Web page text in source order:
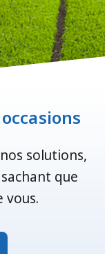
solutions,
que
vous.